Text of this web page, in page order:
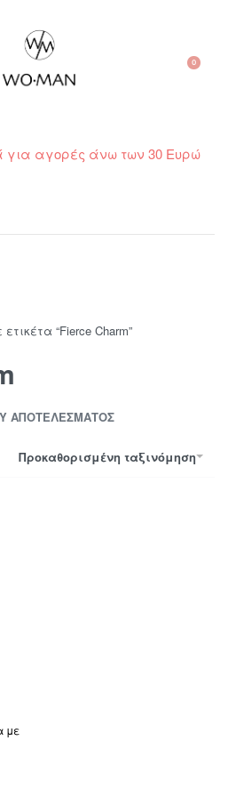
0
αγορές άνω των 30 Ευρώ
“Fierce Charm”
ΑΠΟΤΕΛΈΣΜΑΤΟΣ
Προκαθορισμένη ταξινόμηση
με